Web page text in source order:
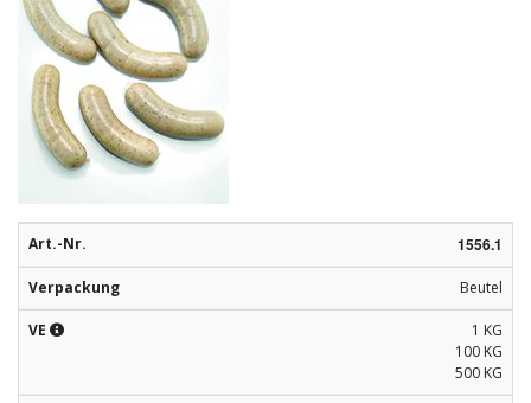
Art.-Nr. 1556.1
Verpackung Beutel
VE
1 KG
100 KG
500 KG